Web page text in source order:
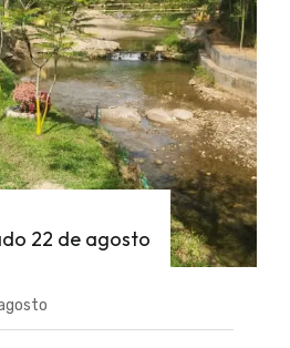
22 de agosto